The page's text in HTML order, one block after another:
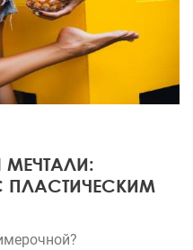
ПЛАСТИЧЕСКИМ